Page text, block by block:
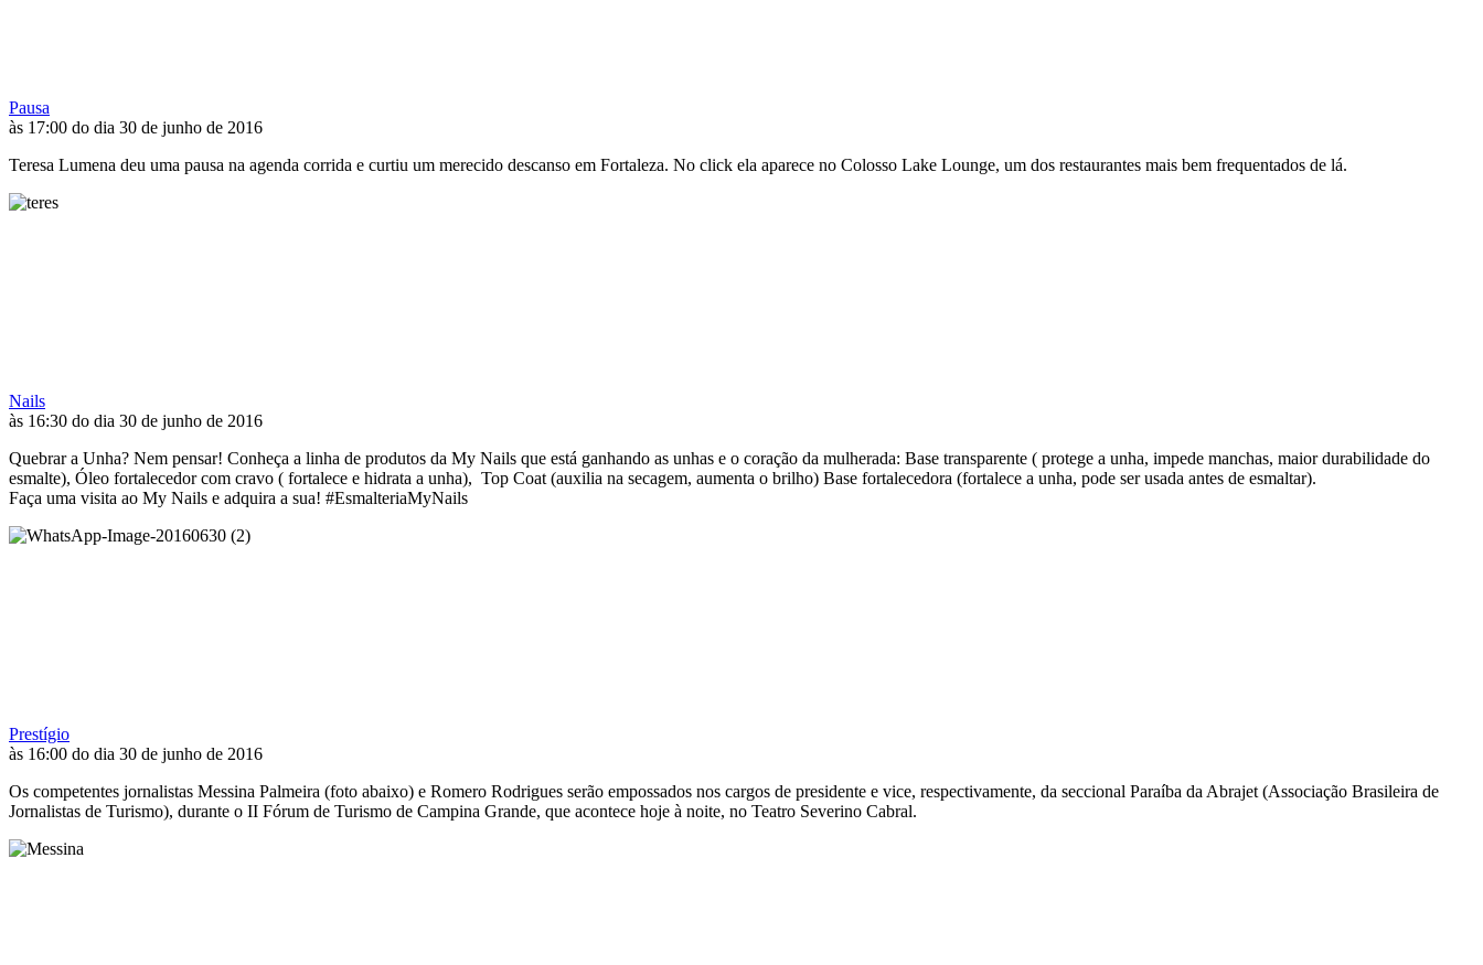
Pausa
às 17:00 do dia 30 de junho de 2016
Teresa Lumena deu uma pausa na agenda corrida e curtiu um merecido descanso em Fortaleza. No click ela aparece no Colosso Lake Lounge, um dos restaurantes mais bem frequentados de lá.
Nails
às 16:30 do dia 30 de junho de 2016
Quebrar a Unha? Nem pensar! Conheça a linha de produtos da My Nails que está ganhando as unhas e o coração da mulherada: Base transparente ( protege a unha, impede manchas, maior durabilidade do
esmalte), Óleo fortalecedor com cravo ( fortalece e hidrata a unha), Top Coat (auxilia na secagem, aumenta o brilho) Base fortalecedora (fortalece a unha, pode ser usada antes de esmaltar).
Faça uma visita ao My Nails e adquira a sua! #EsmalteriaMyNails
Prestígio
às 16:00 do dia 30 de junho de 2016
Os competentes jornalistas Messina Palmeira (foto abaixo) e Romero Rodrigues serão empossados nos cargos de presidente e vice, respectivamente, da seccional Paraíba da Abrajet (Associação Brasileira de
Jornalistas de Turismo), durante o II Fórum de Turismo de Campina Grande, que acontece hoje à noite, no Teatro Severino Cabral.